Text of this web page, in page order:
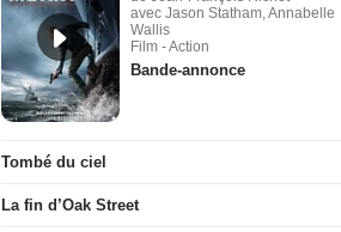
avec Jason Statham, Annabelle
Wallis
Film - Action
Bande-annonce
Tombé du ciel
La fin d’Oak Street